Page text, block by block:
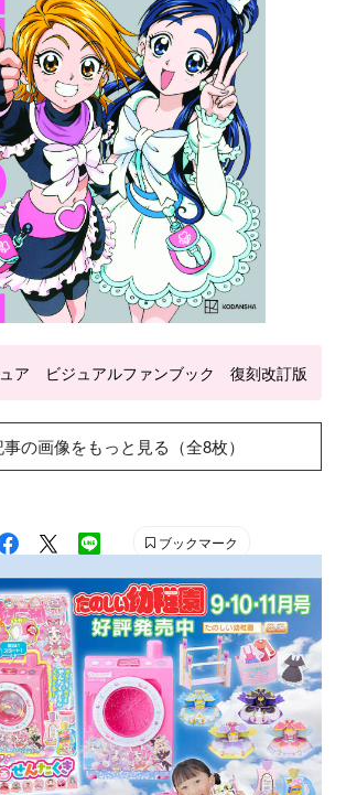
ア ビジュアルファンブック 復刻改訂版
の画像をもっと見る（全8枚）
ブックマーク